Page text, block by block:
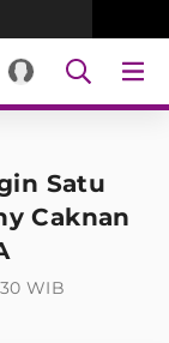
Satu
Caknan
WIB